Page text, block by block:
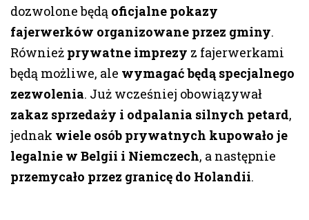
dozwolone będą oficjalne pokazy
fajerwerków organizowane przez gminy.
Również prywatne imprezy z fajerwerkami
będą możliwe, ale wymagać będą specjalnego
zezwolenia. Już wcześniej obowiązywał
zakaz sprzedaży i odpalania silnych petard,
jednak wiele osób prywatnych kupowało je
legalnie w Belgii i Niemczech, a następnie
przemycało przez granicę do Holandii.